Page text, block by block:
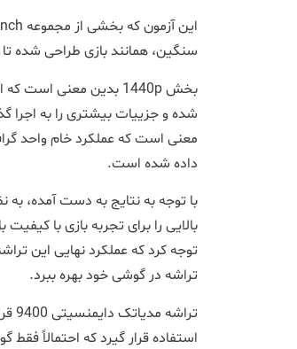
سنگین، همانند بازی طراحی شده
معنی است که عملکرد خام واحد
داده شده است.
بالایی را برای تجربه بازی با کیفیت
توجه کرد که عملکرد نهایی این
تراشه در گوشی خود بهره ببرد.
استفاده قرار گیرد که احتمالاً